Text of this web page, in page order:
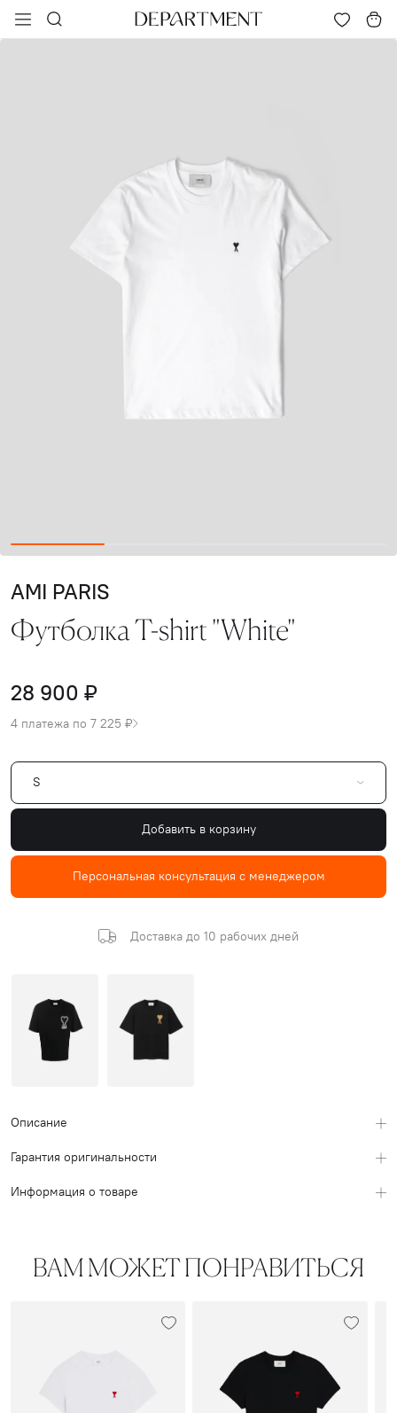
AMI PARIS
Футболка T-shirt "White"
28 900 ₽
4 платежа по 7 225 ₽
S
Добавить в корзину
Персональная консультация с менеджером
Доставка до 10 рабочих дней
Описание
Гарантия оригинальности
Информация о товаре
ВАМ МОЖЕТ ПОНРАВИТЬСЯ